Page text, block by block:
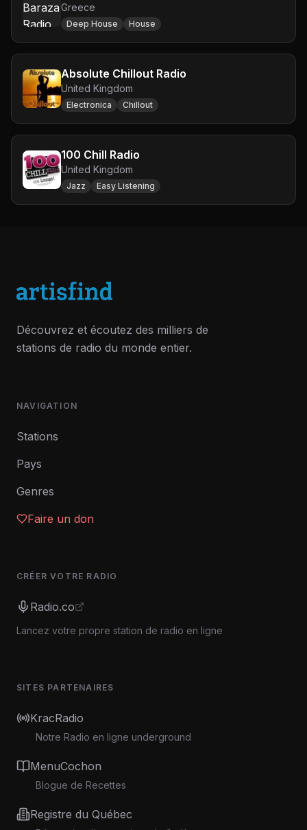
Greece
Deep House House
Absolute Chillout Radio
United Kingdom
Electronica Chillout
100 Chill Radio
United Kingdom
Jazz Easy Listening
Découvrez et écoutez des milliers de
stations de radio du monde entier.
NAVIGATION
Stations
Pays
Genres
Faire un don
CRÉER VOTRE RADIO
Radio.co
Lancez votre propre station de radio en ligne
SITES PARTENAIRES
KracRadio
Notre Radio en ligne underground
MenuCochon
Blogue de Recettes
Registre du Québec